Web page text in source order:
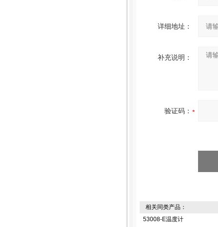
详细地址：
补充说明：
验证码：
相关同类产品：
53008-E温度计